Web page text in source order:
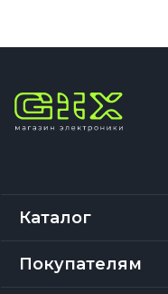
Каталог
Покупателям